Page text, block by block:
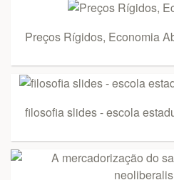
Preços Rígidos, Economia
filosofia slides - escola